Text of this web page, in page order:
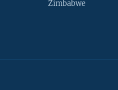
Zimbabwe